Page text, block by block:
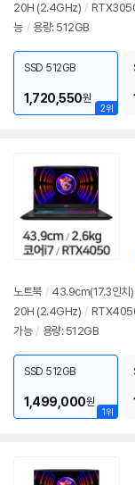
20H (2.4GHz) /
능 / 용량: 512GB
2위
SSD 512GB
1,720,550원
노트북 / 43.9cm(17.3인치)
20H (2.4GHz) /
가능 / 용량: 512GB
1위
SSD 512GB
1,499,000원